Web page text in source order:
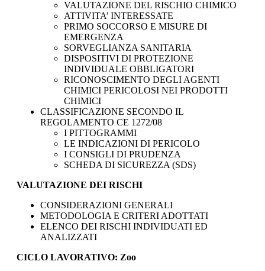
VALUTAZIONE DEL RISCHIO CHIMICO
ATTIVITA’ INTERESSATE
PRIMO SOCCORSO E MISURE DI
EMERGENZA
SORVEGLIANZA SANITARIA
DISPOSITIVI DI PROTEZIONE
INDIVIDUALE OBBLIGATORI
RICONOSCIMENTO DEGLI AGENTI
CHIMICI PERICOLOSI NEI PRODOTTI
CHIMICI
CLASSIFICAZIONE SECONDO IL
REGOLAMENTO CE 1272/08
I PITTOGRAMMI
LE INDICAZIONI DI PERICOLO
I CONSIGLI DI PRUDENZA
SCHEDA DI SICUREZZA (SDS)
VALUTAZIONE DEI RISCHI
CONSIDERAZIONI GENERALI
METODOLOGIA E CRITERI ADOTTATI
ELENCO DEI RISCHI INDIVIDUATI ED
ANALIZZATI
CICLO LAVORATIVO: Zoo